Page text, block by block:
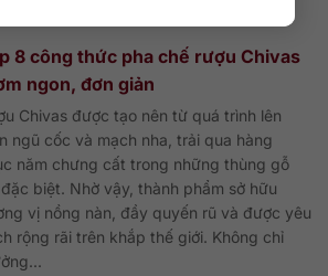
8 công thức pha chế rượu Chivas
ngon, đơn giản
Chivas được tạo nên từ quá trình lên
ngũ cốc và mạch nha, trải qua hàng
năm chưng cất trong những thùng gỗ
biệt. Nhờ vậy, thành phẩm sở hữu
vị nồng nàn, đầy quyến rũ và được yêu
rộng rãi trên khắp thế giới. Không chỉ